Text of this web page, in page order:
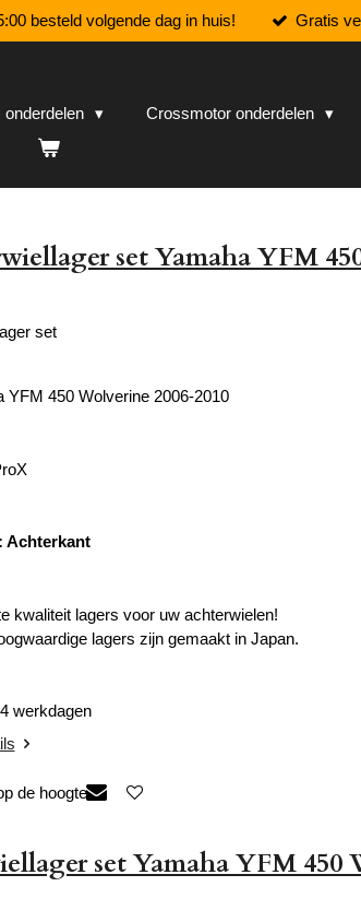
besteld volgende dag in huis! Gratis
onderdelen Crossmotor onderdelen
set Yamaha YFM
set
YFM 450 Wolverine 2006-2010
Achterkant
kwaliteit lagers voor uw achterwielen!
lagers zijn gemaakt in Japan.
werkdagen
de hoogte
set Yamaha YFM 450